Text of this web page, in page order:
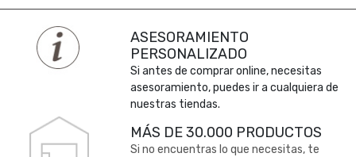
ASESORAMIENTO
PERSONALIZADO
Si antes de comprar online, necesitas
asesoramiento, puedes ir a cualquiera de
nuestras tiendas.
MÁS DE 30.000 PRODUCTOS
Si no encuentras lo que necesitas, te